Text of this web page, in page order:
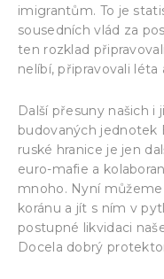
imigrantům. To je
sousedních vlád za
ten rozklad
nelíbí, připravovali
Další přesuny našich i
budovaných jednotek
ruské hranice je jen
euro-mafie a
mnoho. Nyní
koránu a jít s ním v
postupné likvidaci
Docela dobrý